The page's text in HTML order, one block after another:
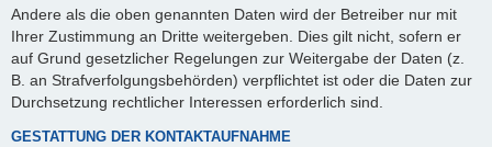
Andere als die oben genannten Daten wird der Betreiber nur mit
Ihrer Zustimmung an Dritte weitergeben. Dies gilt nicht, sofern er
auf Grund gesetzlicher Regelungen zur Weitergabe der Daten (z.
B. an Strafverfolgungsbehörden) verpflichtet ist oder die Daten zur
Durchsetzung rechtlicher Interessen erforderlich sind.
GESTATTUNG DER KONTAKTAUFNAHME